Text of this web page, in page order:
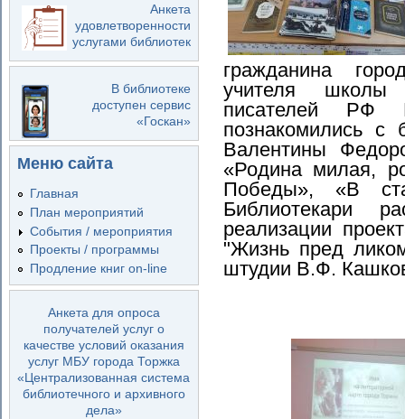
Анкета
удовлетворенности
услугами библиотек
В библиотеке
доступен сервис
«Госкан»
Меню сайта
Главная
План мероприятий
События / мероприятия
Проекты / программы
Продление книг on-line
Анкета для опроса
получателей услуг о
качестве условий оказания
услуг МБУ города Торжка
«Централизованная система
библиотечного и архивного
дела»
гражданина
учителя
писателей РФ
познакомились с
Валентины
«Родина милая,
Победы», «В
Библиотекари
реализации
"Жизнь пред
штудии В.Ф.